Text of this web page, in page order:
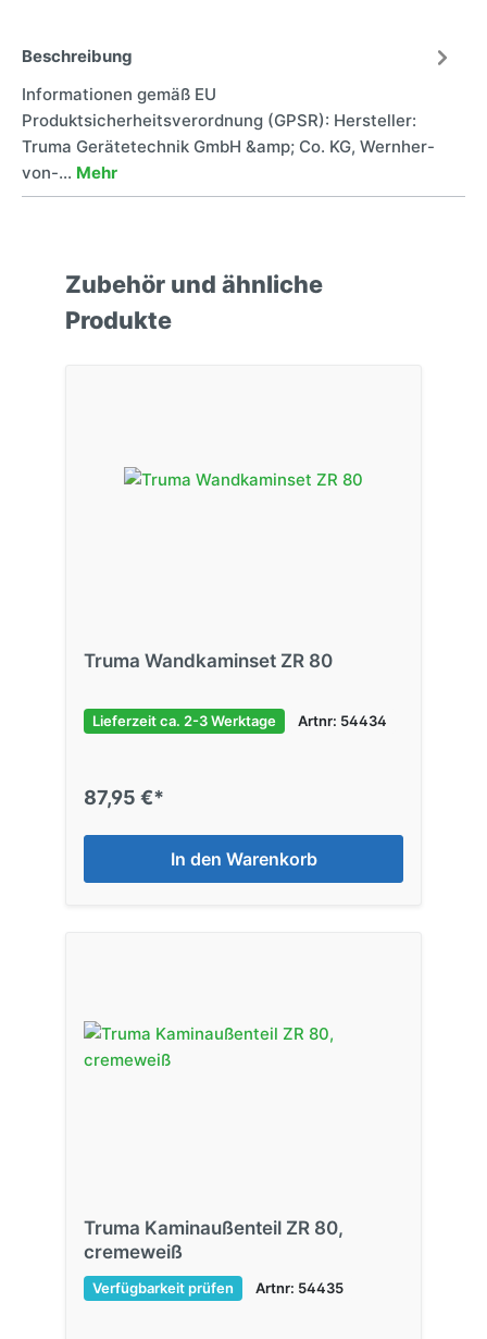
Beschreibung
Informationen gemäß EU
Produktsicherheitsverordnung (GPSR): Hersteller:
Truma Gerätetechnik GmbH &amp; Co. KG, Wernher-
von-… Mehr
Zubehör und ähnliche
Produkte
Truma Wandkaminset ZR 80
Lieferzeit ca. 2-3 Werktage Artnr: 54434
87,95 €*
In den Warenkorb
Truma Kaminaußenteil ZR 80,
cremeweiß
Verfügbarkeit prüfen Artnr: 54435